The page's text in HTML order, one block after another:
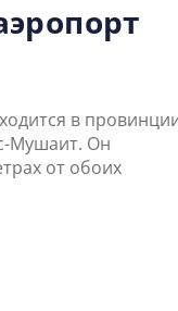
в
Мушаит. Он
от обоих